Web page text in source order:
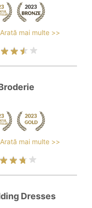
Arată mai multe >>
Arată mai multe >>
Dresses